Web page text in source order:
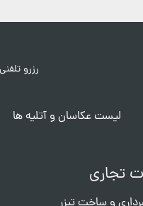
رزرو تلفنی:
لیست عکاسان و آتلیه ها
تجاری